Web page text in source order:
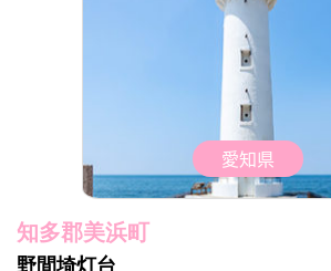
愛知県
知多郡美浜町
野間埼灯台